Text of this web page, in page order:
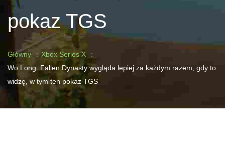
pokaz TGS
Główny
Xbox Series X
Wo Long: Fallen Dynasty wygląda lepiej za każdym razem, gdy to
widzę, w tym ten pokaz TGS